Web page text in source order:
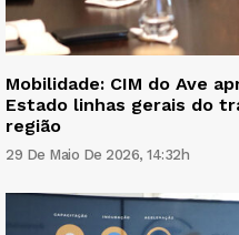
Mobilidade: CIM do Ave
Estado linhas gerais do
região
29 De Maio De 2026, 14:32h